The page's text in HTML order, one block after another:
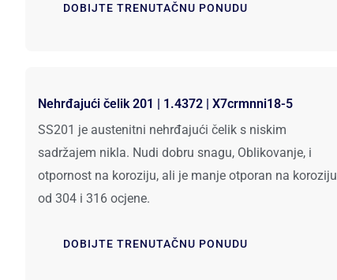
DOBIJTE TRENUTAČNU PONUDU
Nehrđajući čelik 201 | 1.4372 | X7crmnni18-5
SS201 je austenitni nehrđajući čelik s niskim
sadržajem nikla. Nudi dobru snagu, Oblikovanje, i
otpornost na koroziju, ali je manje otporan na koroziju
od 304 i 316 ocjene.
DOBIJTE TRENUTAČNU PONUDU